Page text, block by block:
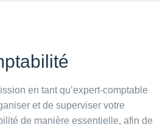
en tant qu’expert-comptable
et de superviser votre
de manière essentielle, afin de